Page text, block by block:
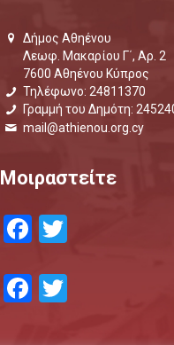
Δήμος Αθηένου
Λεωφ. Μακαρίου Γ΄, Αρ. 2
7600 Αθηένου Κύπρος
Τηλέφωνο: 24811370
Γραμμή του Δημότη:
mail@athienou.org.cy
Μοιραστείτε
Facebook
Facebook